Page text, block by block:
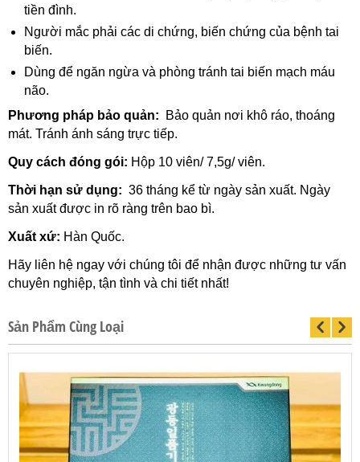
tiền đình.
Người mắc phải các di chứng, biến chứng của bệnh tai
biến.
Dùng để ngăn ngừa và phòng tránh tai biến mạch máu
não.
Phương pháp bảo quản:
Bảo quản nơi khô ráo, thoáng
mát. Tránh ánh sáng trực tiếp.
Quy cách đóng gói: Hộp 10 viên/ 7,5g/ viên.
Thời hạn sử dụng: 36 tháng kể từ ngày sản xuất. Ngày
sản xuất được in rõ ràng trên bao bì.
Xuất xứ: Hàn Quốc.
Hãy liên hệ ngay với chúng tôi để nhận được những tư vấn
chuyên nghiệp, tận tình và chi tiết nhất!
Sản Phẩm Cùng Loại